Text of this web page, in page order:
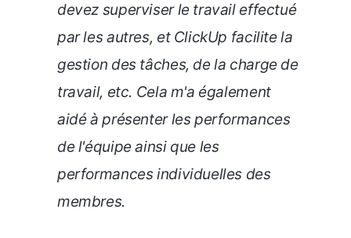
devez superviser le travail effectué
par les autres, et ClickUp facilite la
gestion des tâches, de la charge de
travail, etc. Cela m'a également
aidé à présenter les performances
de l'équipe ainsi que les
performances individuelles des
membres.